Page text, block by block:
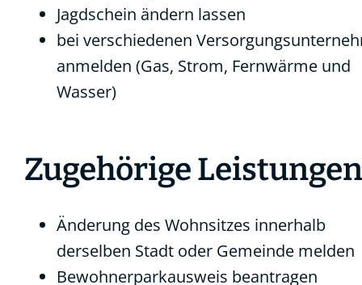
Jagdschein ändern lassen
bei verschiedenen
anmelden (Gas, Strom, Fernwärme und
Wasser)
Zugehörige Leistungen
Änderung des Wohnsitzes innerhalb
derselben Stadt oder Gemeinde melden
Bewohnerparkausweis beantragen